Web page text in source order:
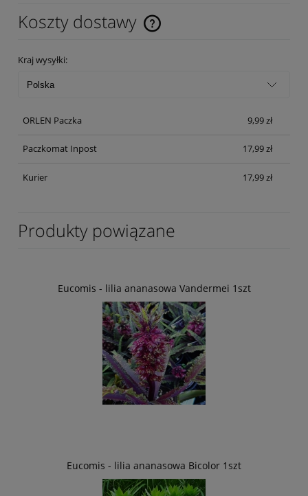
Koszty dostawy
Cena nie zawiera ewentualnych kosztów płatności
Kraj wysyłki:
ORLEN Paczka 9,99 zł
Paczkomat Inpost 17,99 zł
Kurier 17,99 zł
Produkty powiązane
Eucomis - lilia ananasowa Vandermei 1szt
Eucomis - lilia ananasowa Bicolor 1szt